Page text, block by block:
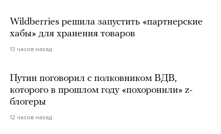
Wildberries решила запустить «партнерские
хабы» для хранения товаров
13 часов назад
Путин поговорил с полковником ВДВ,
которого в прошлом году «похоронили» z-
блогеры
12 часов назад